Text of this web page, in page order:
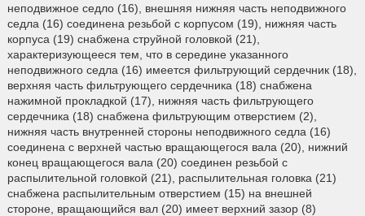
неподвижное седло (16), внешняя нижняя часть неподвижного
седла (16) соединена резьбой с корпусом (19), нижняя часть
корпуса (19) снабжена струйной головкой (21),
характеризующееся тем, что в середине указанного
неподвижного седла (16) имеется фильтрующий сердечник (18),
верхняя часть фильтрующего сердечника (18) снабжена
нажимной прокладкой (17), нижняя часть фильтрующего
сердечника (18) снабжена фильтрующим отверстием (2),
нижняя часть внутренней стороны неподвижного седла (16)
соединена с верхней частью вращающегося вала (20), нижний
конец вращающегося вала (20) соединен резьбой с
распылительной головкой (21), распылительная головка (21)
снабжена распылительным отверстием (15) на внешней
стороне, вращающийся вал (20) имеет верхний зазор (8)